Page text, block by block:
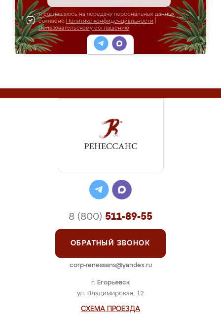
Я соглашаюсь на передачу персональных данных
согласно Политике конфиденциальности
Пользовательскому соглашению
г. Егорьевск
ул. Владимирская, 12
СХЕМА ПРОЕЗДА
8 (800) 511-89-55
ОБРАТНЫЙ ЗВОНОК
corp-renessans@yandex.ru